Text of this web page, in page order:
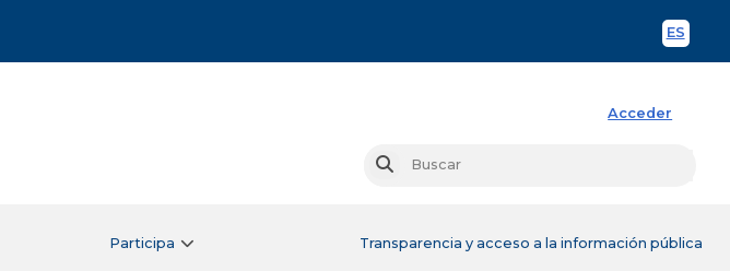
ES
Acceder
Buscar
Participa Transparencia y acceso a la información pública